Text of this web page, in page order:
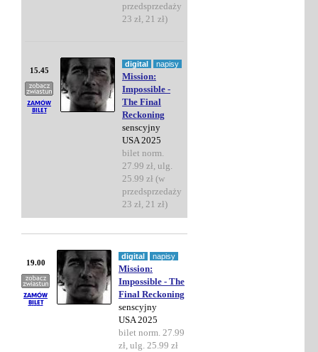
przedsprzedaży
23 zł, 21 zł)
15.45
digital napisy
Mission:
Impossible -
The Final
Reckoning
senscyjny
USA 2025
bilet norm.
27.99 zł, ulg.
25.99 zł (w
przedsprzedaży
23 zł, 21 zł)
19.00
digital napisy
Mission:
Impossible - The
Final Reckoning
senscyjny
USA 2025
bilet norm. 27.99
zł, ulg. 25.99 zł